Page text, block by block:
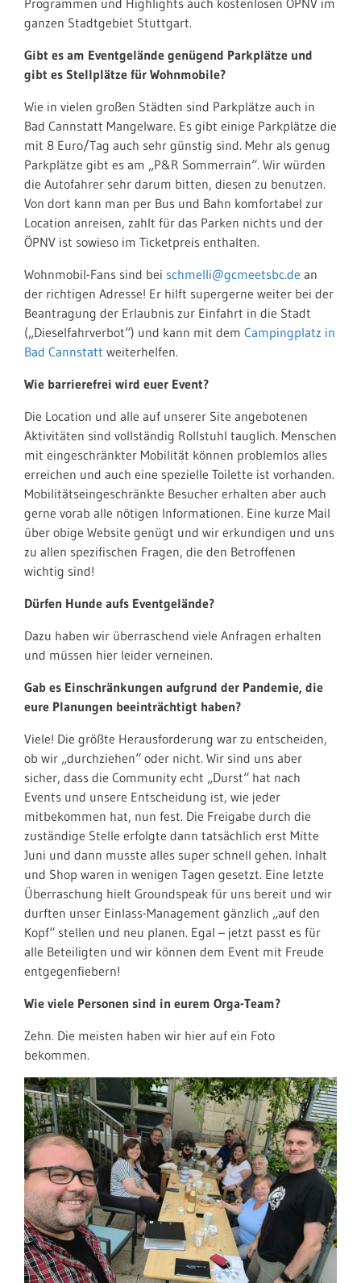
ganzen Stadtgebiet Stuttgart.
Gibt es am Eventgelände genügend Parkplätze und
gibt es Stellplätze für Wohnmobile?
Wie in vielen großen Städten sind Parkplätze auch in
Bad Cannstatt Mangelware. Es gibt einige Parkplätze die
mit 8 Euro/Tag auch sehr günstig sind. Mehr als genug
Parkplätze gibt es am „P&R Sommerrain“. Wir würden
die Autofahrer sehr darum bitten, diesen zu benutzen.
Von dort kann man per Bus und Bahn komfortabel zur
Location anreisen, zahlt für das Parken nichts und der
ÖPNV ist sowieso im Ticketpreis enthalten.
Wohnmobil-Fans sind bei schmelli@gcmeetsbc.de an
der richtigen Adresse! Er hilft supergerne weiter bei der
Beantragung der Erlaubnis zur Einfahrt in die Stadt
(„Dieselfahrverbot“) und kann mit dem Campingplatz in
Bad Cannstatt weiterhelfen.
Wie barrierefrei wird euer Event?
Die Location und alle auf unserer Site angebotenen
Aktivitäten sind vollständig Rollstuhl tauglich. Menschen
mit eingeschränkter Mobilität können problemlos alles
erreichen und auch eine spezielle Toilette ist vorhanden.
Mobilitätseingeschränkte Besucher erhalten aber auch
gerne vorab alle nötigen Informationen. Eine kurze Mail
über obige Website genügt und wir erkundigen und uns
zu allen spezifischen Fragen, die den Betroffenen
wichtig sind!
Dürfen Hunde aufs Eventgelände?
Dazu haben wir überraschend viele Anfragen erhalten
und müssen hier leider verneinen.
Gab es Einschränkungen aufgrund der Pandemie, die
eure Planungen beeinträchtigt haben?
Viele! Die größte Herausforderung war zu entscheiden,
ob wir „durchziehen“ oder nicht. Wir sind uns aber
sicher, dass die Community echt „Durst“ hat nach
Events und unsere Entscheidung ist, wie jeder
mitbekommen hat, nun fest. Die Freigabe durch die
zuständige Stelle erfolgte dann tatsächlich erst Mitte
Juni und dann musste alles super schnell gehen. Inhalt
und Shop waren in wenigen Tagen gesetzt. Eine letzte
Überraschung hielt Groundspeak für uns bereit und wir
durften unser Einlass-Management gänzlich „auf den
Kopf“ stellen und neu planen. Egal – jetzt passt es für
alle Beteiligten und wir können dem Event mit Freude
entgegenfiebern!
Wie viele Personen sind in eurem Orga-Team?
Zehn. Die meisten haben wir hier auf ein Foto
bekommen.